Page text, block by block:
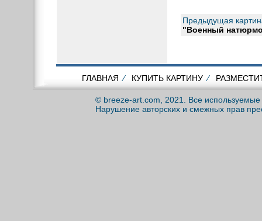
Предыдущая
"Военный
ГЛАВНАЯ ⁄ КУПИТЬ КАРТИНУ ⁄
© breeze-art.com, 2021. Все
Нарушение авторских и смежных прав